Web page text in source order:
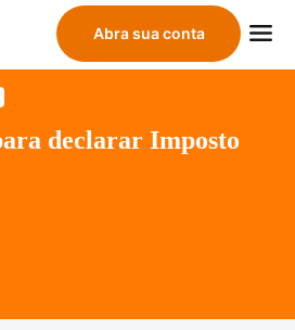
Abra sua conta
declarar Imposto